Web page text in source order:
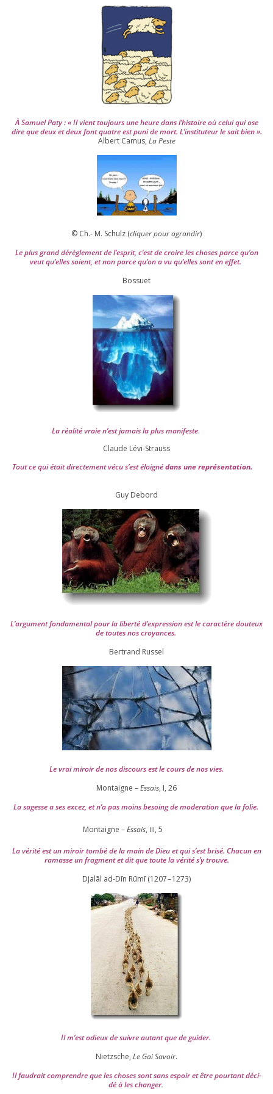
À Samuel Paty : « Il vient tou­jours une heure dans l’his­toire où celui qui ose
dire que deux et deux font quatre est puni de mort. L’instituteur le sait bien ».
Albert Camus, La Peste
© Ch.- M. Schulz (cli­quer pour agran­dir)
Le plus grand dérè­gle­ment de l’es­prit, c’est de croire les choses parce qu’on
veut qu’elles soient, et non parce qu’on a vu qu’elles sont en effet.
Bossuet
La réa­lité vraie n’est jamais la plus mani­feste.
Claude Lévi-Strauss
Tout ce qui était direc­te­ment vécu s’est éloi­gnédans une repré­sen­ta­tion.
Guy Debord
L’argument fon­da­men­tal pour la liber­té d’expression est le carac­tère dou­teux
de toutes nos croyances.
Ber­trand Russel
Le vrai miroir de nos dis­cours est le cours de nos vies.
Montaigne –Essais, I, 26
La sagesse a ses excez, et n’a pas moins besoing de mode­ra­tion que la folie.
Montaigne –Essais, III, 5
La véri­té est un miroir tom­bé de la main de Dieu et qui s’est bri­sé. Chacun en
ramasse un frag­ment et dit que toute la véri­té s’y trouve.
Djalāl ad-Dīn Rūmī (1207–1273)
Il m’est odieux de suivre autant que de gui­der.
Nietzsche, Le Gai Savoir.
Il fau­drait com­prendre que les choses sont sans espoir et être pour­tant déci­
dé à les chan­ger.